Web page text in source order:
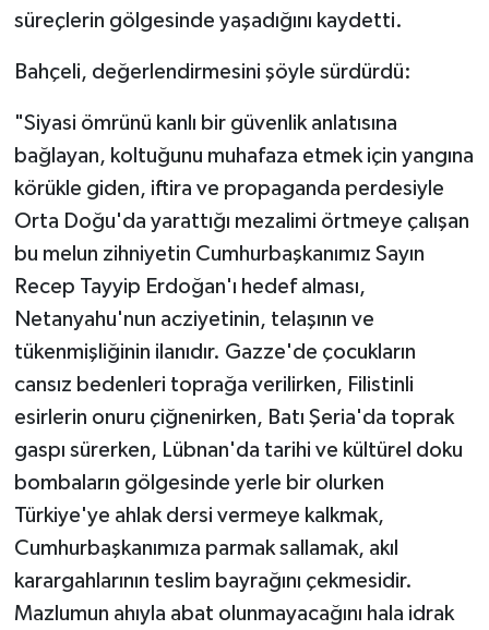
süreçlerin gölgesinde yaşadığını kaydetti.
Bahçeli, değerlendirmesini şöyle sürdürdü:
"Siyasi ömrünü kanlı bir güvenlik anlatısına
bağlayan, koltuğunu muhafaza etmek için yangına
körükle giden, iftira ve propaganda perdesiyle
Orta Doğu'da yarattığı mezalimi örtmeye çalışan
bu melun zihniyetin Cumhurbaşkanımız Sayın
Recep Tayyip Erdoğan'ı hedef alması,
Netanyahu'nun acziyetinin, telaşının ve
tükenmişliğinin ilanıdır. Gazze'de çocukların
cansız bedenleri toprağa verilirken, Filistinli
esirlerin onuru çiğnenirken, Batı Şeria'da toprak
gaspı sürerken, Lübnan'da tarihi ve kültürel doku
bombaların gölgesinde yerle bir olurken
Türkiye'ye ahlak dersi vermeye kalkmak,
Cumhurbaşkanımıza parmak sallamak, akıl
karargahlarının teslim bayrağını çekmesidir.
Mazlumun ahıyla abat olunmayacağını hala idrak